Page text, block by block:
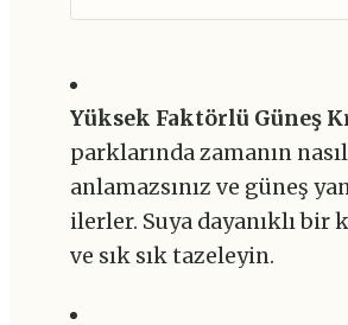
Yüksek Faktörlü Güneş
parklarında zamanın
anlamazsınız ve güneş
ilerler. Suya dayanıklı bir
ve sık sık tazeleyin.